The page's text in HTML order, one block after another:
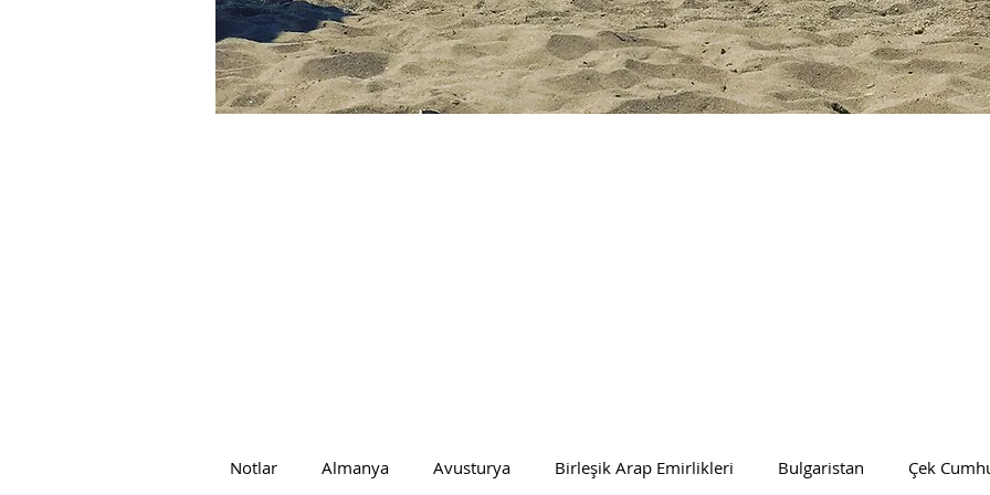
Notlar Almanya Avusturya Birleşik Arap Emirlikleri Bulgaristan Çek